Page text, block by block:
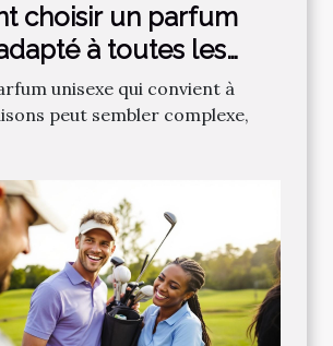
choisir un parfum
à toutes les
unisexe qui convient à
peut sembler complexe,